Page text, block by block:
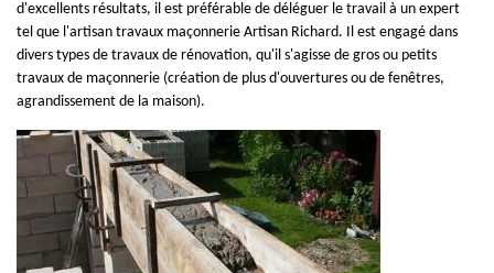
d'excellents résultats, il est préférable de déléguer le travail à un expert
tel que l'artisan travaux maçonnerie Artisan Richard. Il est engagé dans
divers types de travaux de rénovation, qu'il s'agisse de gros ou petits
travaux de maçonnerie (création de plus d'ouvertures ou de fenêtres,
agrandissement de la maison).